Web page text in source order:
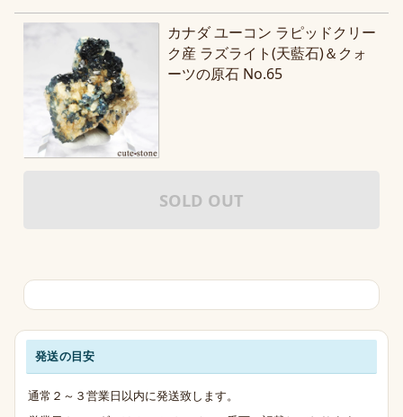
カナダ ユーコン ラピッドクリー
ク産 ラズライト(天藍石)＆クォ
ーツの原石 No.65
SOLD OUT
発送・お支払い・送料のご案内
発送の目安
通常２～３営業日以内に発送致します。